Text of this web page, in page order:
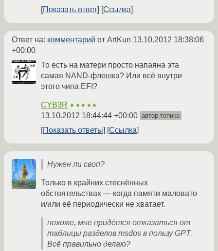
Показать ответ
Ссылка
Ответ на: комментарий от ArtKun 13.10.2012 18:38:06
+00:00
То есть на матери просто напаяна эта
самая NAND-флешка? Или всё внутри
этого чипа EFI?
CYB3R ★★★★★
13.10.2012 18:44:44 +00:00 автор топика
Показать ответы Ссылка
Нужен ли своп?
Только в крайних стеснённых
обстоятельствах — когда памяти маловато
и/или её периодически не хватает.
похоже, мне придётся отказаться от
таблицы разделов msdos в пользу GPT.
Всё правильно делаю?